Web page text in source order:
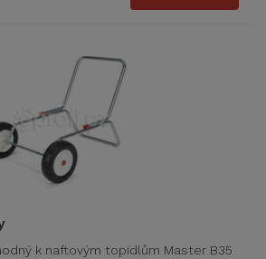
k naftovým topidlům Master B35